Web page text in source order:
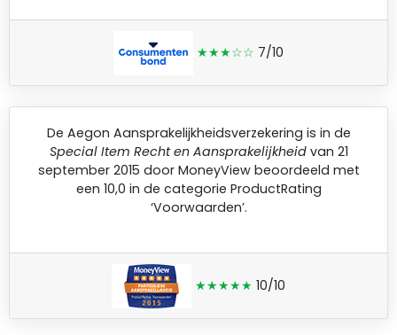
★★★☆☆ 7/10
De Aegon Aansprakelijkheidsverzekering is in de
Special Item Recht en Aansprakelijkheidvan 21
september 2015 door MoneyViewbeoordeeld met
een 10,0 in de categorie ProductRating
‘Voorwaarden’.
★★★★★ 10/10